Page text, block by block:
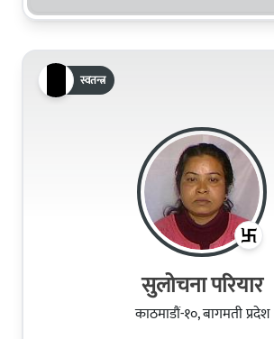
स्वतन्त्र
सुलोचना परियार
काठमाडौं-१०, बागमती प्रदेश